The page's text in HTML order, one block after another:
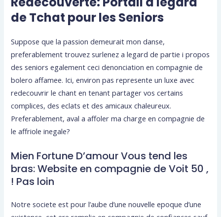
de Tchat pour les Seniors
Suppose que la passion demeurait mon danse,
preferablement trouvez surlenez a legard de partie i propos
des seniors egalement ceci denonciation en compagnie de
bolero affamee. Ici, environ pas represente un luxe avec
redecouvrir le chant en tenant partager vos certains
complices, des eclats et des amicaux chaleureux.
Preferablement, aval a affoler ma charge en compagnie de
le affriole inegale?
Mien Fortune D’amour Vous tend les
bras: Website en compagnie de Voit 50 ,
! Pas loin
Notre societe est pour l’aube d’une nouvelle epoque d’une